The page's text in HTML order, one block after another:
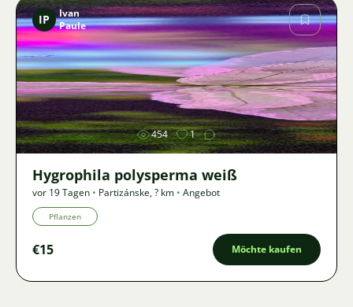
Bild
IP
Ivan
Paule
454 1
Hygrophila polysperma weiß
vor 19 Tagen • Partizánske,? km • Angebot
Pflanzen
€15 Möchte kaufen